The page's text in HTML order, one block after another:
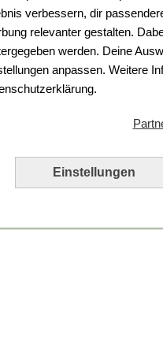
verbessern, dir
relevanter gestalten.
werden. Deine
anpassen. Weitere
Einstellungen
Da ist
Leider ist ein
Bitte laden